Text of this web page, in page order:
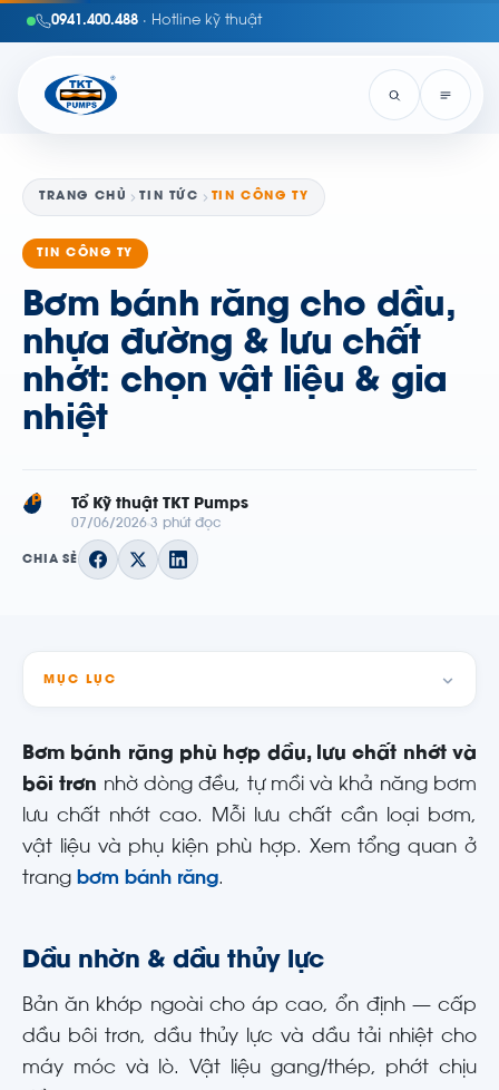
0941.400.488 · Hotline kỹ thuật
TRANG CHỦ TIN TỨC TIN CÔNG TY
TIN CÔNG TY
Bơm bánh răng cho dầu,
nhựa đường & lưu chất
nhớt: chọn vật liệu & gia
nhiệt
TP Tổ Kỹ thuật TKT Pumps
07/06/2026 3 phút đọc
CHIA SẺ
MỤC LỤC
Bơm bánh răng phù hợp dầu, lưu chất nhớt và
bôi trơn nhờ dòng đều, tự mồi và khả năng bơm
lưu chất nhớt cao. Mỗi lưu chất cần loại bơm,
vật liệu và phụ kiện phù hợp. Xem tổng quan ở
trang bơm bánh răng.
Dầu nhờn & dầu thủy lực
Bản ăn khớp ngoài cho áp cao, ổn định — cấp
dầu bôi trơn, dầu thủy lực và dầu tải nhiệt cho
máy móc và lò. Vật liệu gang/thép, phớt chịu